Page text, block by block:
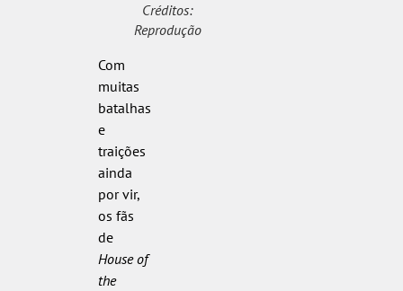
Créditos:
Reprodução
Com
muitas
batalhas
e
traições
ainda
por vir,
os fãs
de
House of
the